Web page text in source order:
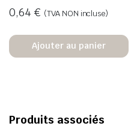
0,64 € (TVA NON incluse)
Ajouter au panier
Produits associés